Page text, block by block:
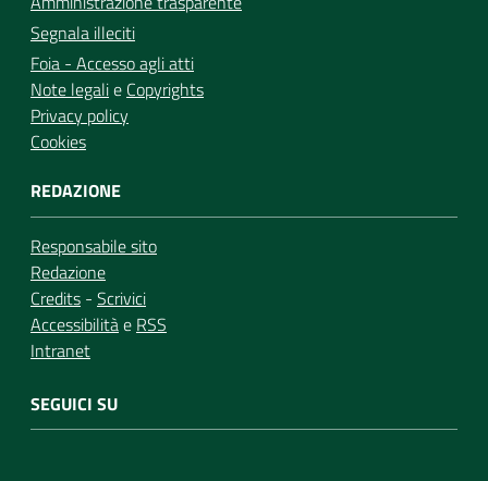
Segnala illeciti
Foia - Accesso agli atti
Note legalie Copyrights
Privacy policy
Cookies
REDAZIONE
Responsabile sito
Redazione
Credits - Scrivici
Accessibilitàe RSS
Intranet
SEGUICI SU